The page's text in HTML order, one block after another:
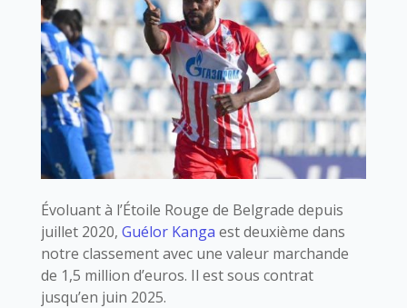
Évoluant à l’Étoile Rouge de Belgrade depuis
juillet 2020, Guélor Kanga est deuxième dans
notre classement avec une valeur marchande
de 1,5 million d’euros. Il est sous contrat
jusqu’en juin 2025.